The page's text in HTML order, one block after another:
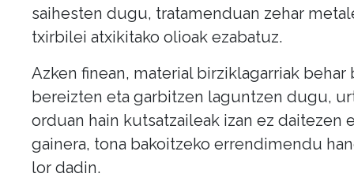
saihesten dugu, tratamenduan zehar
txirbilei atxikitako olioak ezabatuz.
Azken finean, material birziklagarriak behar
bereizten eta garbitzen laguntzen dugu,
orduan hain kutsatzaileak izan ez daitezen
gainera, tona bakoitzeko errendimendu
lor dadin.